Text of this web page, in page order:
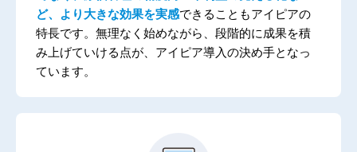
ど、より大きな効果を実感できることもアイピアの
特長です。無理なく始めながら、段階的に成果を積
み上げていける点が、アイピア導入の決め手となっ
ています。